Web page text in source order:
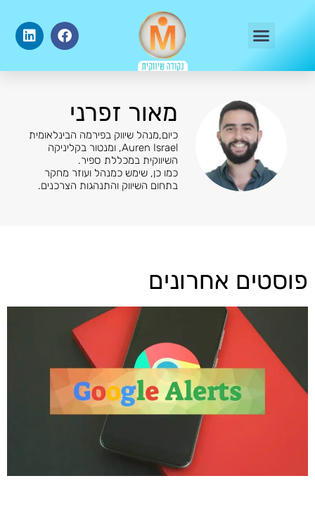
מאור זפרני
כיום,מנהל שיווק בפירמה הבינלאומית
Auren Israel, ומנטור בקליניקה
השיווקית במכללת ספיר.
כמו כן, שימש כמנהל ועוזר מחקר
בתחום השיווק והתנהגות הצרכנים.
פוסטים אחרונים